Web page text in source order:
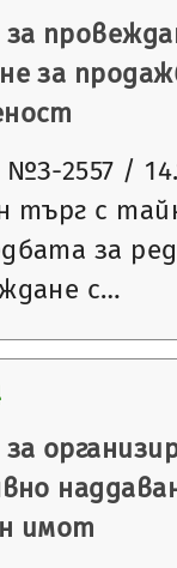
за
за
2557 /
търг с
за
с…
имот